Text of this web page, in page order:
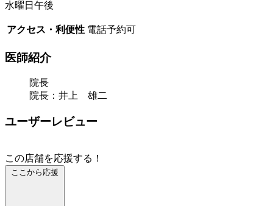
水曜日午後
アクセス・利便性 電話予約可
医師紹介
院長
院長：井上 雄二
ユーザーレビュー
この店舗を応援する！
ここから応援